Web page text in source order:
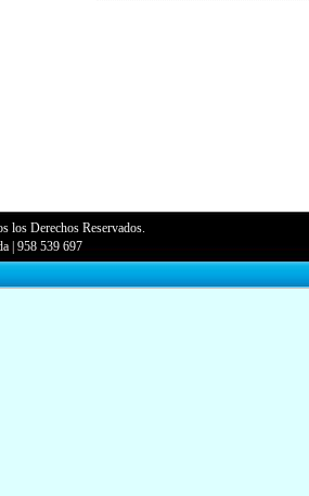
los Derechos Reservados.
|958 539 697